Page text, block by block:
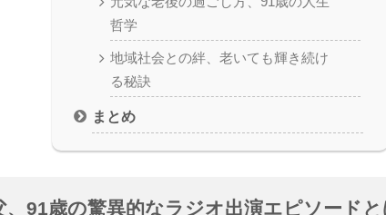
哲学
地域社会との絆、老いても輝き続け
る秘訣
まとめ
、91歳の驚異的なラジオ出演エピソードと